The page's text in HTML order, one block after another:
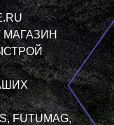
оснащён
нового
мощностью до 10
батарея
подойдёт для
бездорожью как
FUTUMAG,